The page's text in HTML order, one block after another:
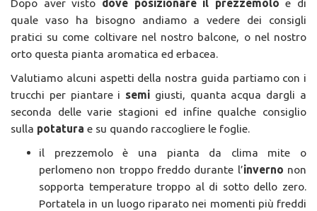
Dopo aver visto dove posizionare il prezzemolo e di
quale vaso ha bisogno andiamo a vedere dei consigli
pratici su come coltivare nel nostro balcone, o nel nostro
orto questa pianta aromatica ed erbacea.
Valutiamo alcuni aspetti della nostra guida partiamo con i
trucchi per piantare i semi giusti, quanta acqua dargli a
seconda delle varie stagioni ed infine qualche consiglio
sulla potatura e su quando raccogliere le foglie.
il prezzemolo è una pianta da clima mite o
perlomeno non troppo freddo durante l’inverno non
sopporta temperature troppo al di sotto dello zero.
Portatela in un luogo riparato nei momenti più freddi